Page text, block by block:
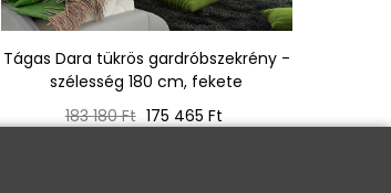
Tágas Dara tükrös gardróbszekrény -
szélesség 180 cm, fekete
Normál
183 180 Ft Ár
175 465 Ft